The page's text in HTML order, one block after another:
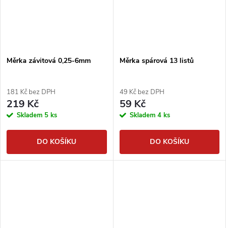
Měrka závitová 0,25-6mm
181 Kč bez DPH
219 Kč
Skladem 5 ks
DO KOŠÍKU
Měrka spárová 13 listů
49 Kč bez DPH
59 Kč
Skladem 4 ks
DO KOŠÍKU